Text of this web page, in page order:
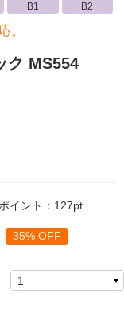
B1 B2
。
ク MS554
イント：127pt
35% OFF